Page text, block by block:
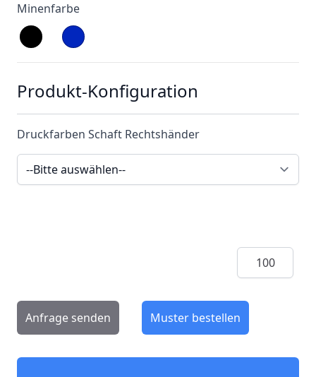
Minenfarbe
Produkt-Konfiguration
Druckfarben Schaft Rechtshänder
Menge
Anfrage senden Muster bestellen